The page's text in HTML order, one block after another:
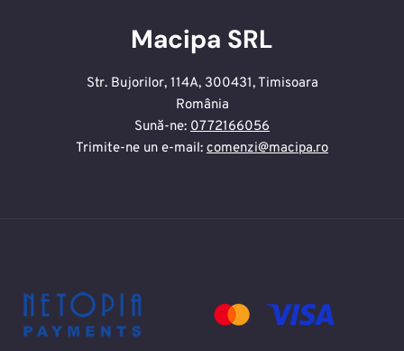
Macipa SRL
Str. Bujorilor, 114A, 300431, Timisoara
România
Sună-ne: 0772166056
Trimite-ne un e-mail: comenzi@macipa.ro